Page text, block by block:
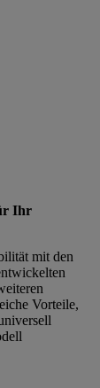
Ihr
mit den
Vorteile,